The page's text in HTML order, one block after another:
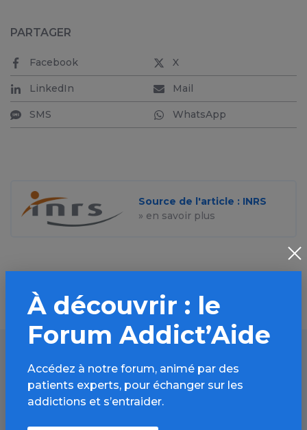
PARTAGER
Facebook X
LinkedIn Mail
SMS WhatsApp
Source de l'article : INRS
» en savoir plus
À lire aussi
À découvrir : le
Forum Addict’Aide
Accédez à notre forum, animé par des
patients experts, pour échanger sur les
addictions et s’entraider.